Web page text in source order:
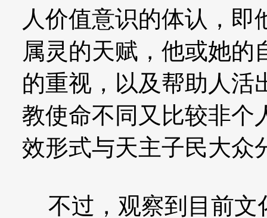
人价值意识的体认，
属灵的天赋，他或她的
的重视，以及帮助人活
教使命不同又比较非个
效形式与天主子民大众
不过，观察到目前文